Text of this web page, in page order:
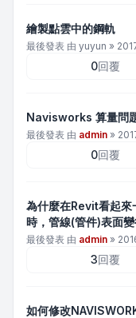
繪製點雲中的鋼軌
最後發表 由 yuyun »
0回覆
Navisworks 算量問
最後發表 由 admin »
0回覆
為什麼在Revit看起來
時，管線(管件)表面變
最後發表 由 admin »
3回覆
如何修改